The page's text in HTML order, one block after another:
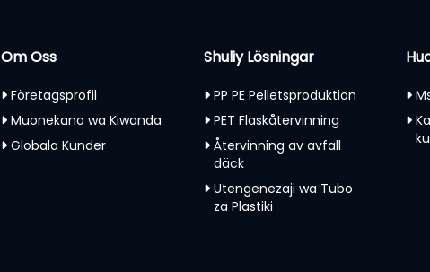
Om Oss
Företagsprofil
Muonekano wa Kiwanda
Globala Kunder
Shuliy Lösningar
PP PE Pelletsproduktion
PET Flaskåtervinning
Återvinning av avfall
däck
Utengenezaji wa Tubo
za Plastiki